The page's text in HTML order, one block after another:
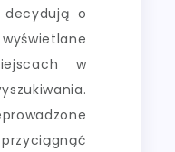
decydują o
w